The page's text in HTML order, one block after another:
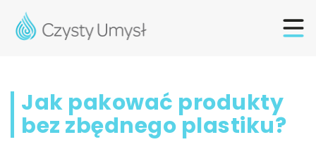
Jak pakować produkty
bez zbędnego plastiku?